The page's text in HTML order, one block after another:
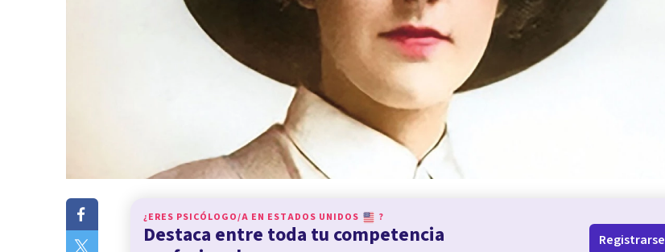
¿ERES PSICÓLOGO/A EN ESTADOS UNIDOS ?
Destaca entre toda tu competencia
Registrarse